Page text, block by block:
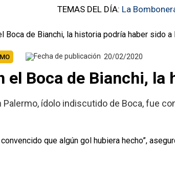
TEMAS DEL DÍA: La
20/02/2020
el Boca de Bianchi,
Palermo, ídolo indiscutido de Boca, fue
que algún gol hubiera hecho”,